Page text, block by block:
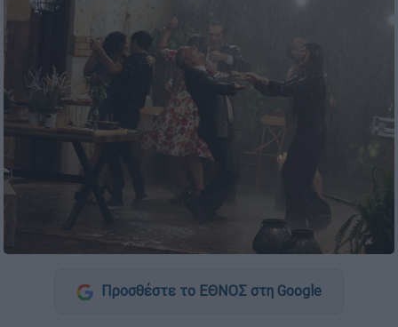
Προσθέστε το ΕΘΝΟΣ στη Google